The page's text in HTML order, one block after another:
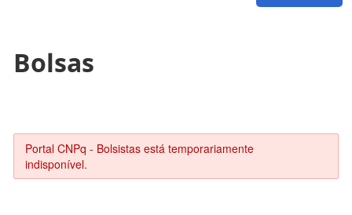
Bolsas
Portal CNPq - Bolsistas está temporariamente
indisponível.